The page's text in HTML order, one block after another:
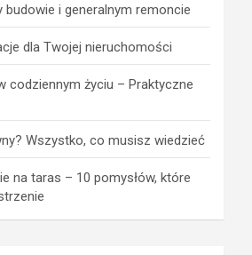
i generalnym remoncie
dla Twojej nieruchomości
codziennym życiu – Praktyczne
Wszystko, co musisz wiedzieć
na taras – 10 pomysłów, które